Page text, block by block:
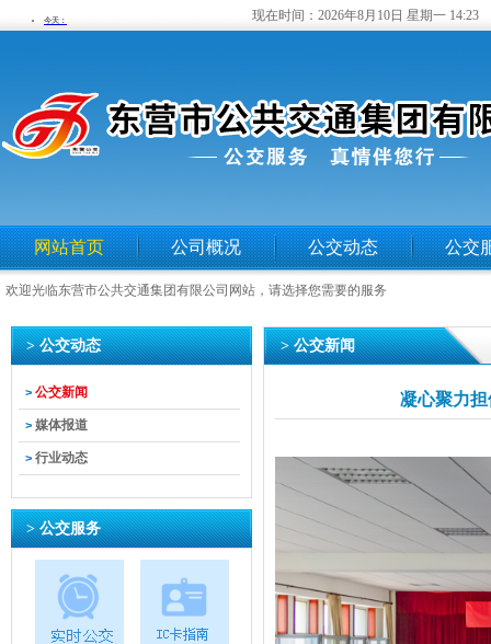
现在时间： 2026年8月10日 星期一 14:23
网站首页 公司概况 公交动态 公交
欢迎光临东营市公共交通集团有限公司网站，请选择您需要的服务
> 公交动态
> 公交新闻
> 媒体报道
> 行业动态
> 公交服务
> 公交新闻
凝心聚力